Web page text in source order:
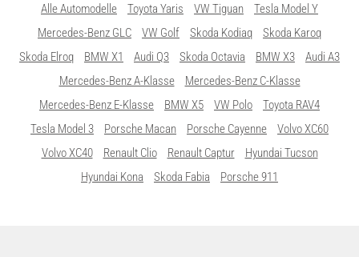
Alle Automodelle Toyota Yaris VW Tiguan
Tesla Model Y
Mercedes-Benz GLC
VW Golf Skoda Kodiaq
Skoda Karoq
Skoda Elroq
BMW X1 Audi Q3 Skoda Octavia BMW X3
Audi A3
Mercedes-Benz A-Klasse
Mercedes-Benz C-Klasse
Mercedes-Benz E-Klasse
BMW X5 VW Polo
Toyota RAV4
Tesla Model 3
Porsche Macan Porsche Cayenne
Volvo XC60
Volvo XC40
Renault Clio Renault Captur
Hyundai Tucson
Hyundai Kona
Skoda Fabia Porsche 911